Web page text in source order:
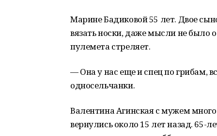
Марине Бадиковой 55 лет. Двое
вязать носки, даже мысли не было
пулемета стреляет.
— Она у нас еще и спец по грибам,
односельчанки.
Валентина Агинская с мужем
вернулись около 15 лет назад. 65-